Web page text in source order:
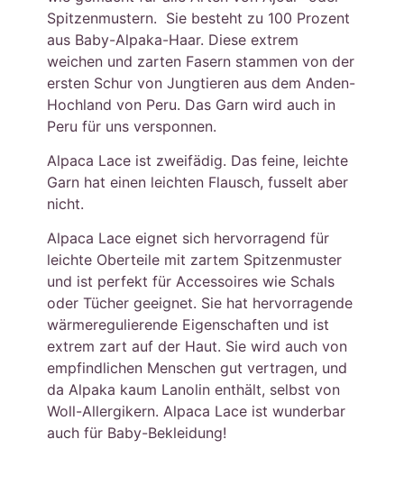
Spitzenmustern. Sie besteht zu 100 Prozent
aus Baby-Alpaka-Haar. Diese extrem
weichen und zarten Fasern stammen von der
ersten Schur von Jungtieren aus dem Anden-
Hochland von Peru. Das Garn wird auch in
Peru für uns versponnen.
Alpaca Lace ist zweifädig. Das feine, leichte
Garn hat einen leichten Flausch, fusselt aber
nicht.
Alpaca Lace eignet sich hervorragend für
leichte Oberteile mit zartem Spitzenmuster
und ist perfekt für Accessoires wie Schals
oder Tücher geeignet. Sie hat hervorragende
wärmeregulierende Eigenschaften und ist
extrem zart auf der Haut. Sie wird auch von
empfindlichen Menschen gut vertragen, und
da Alpaka kaum Lanolin enthält, selbst von
Woll-Allergikern. Alpaca Lace ist wunderbar
auch für Baby-Bekleidung!